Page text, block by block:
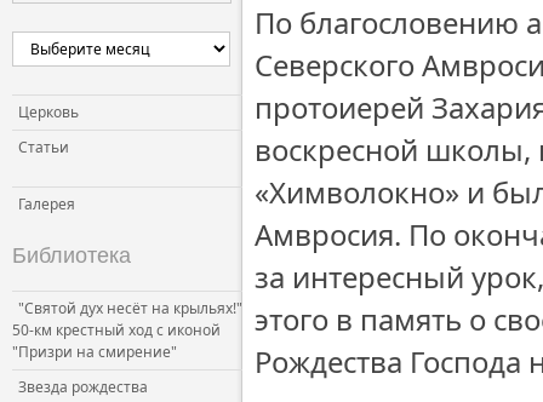
Церковь
Статьи
Галерея
Библиотека
"Святой дух несёт на крыльях!"
50-км крестный ход с иконой
"Призри на смирение"
Звезда рождества
По благословению
Северского
протоиерей
воскресной школы,
«Химволокно» и
Амвросия. По
за интересный
этого в память о
Рождества Господа